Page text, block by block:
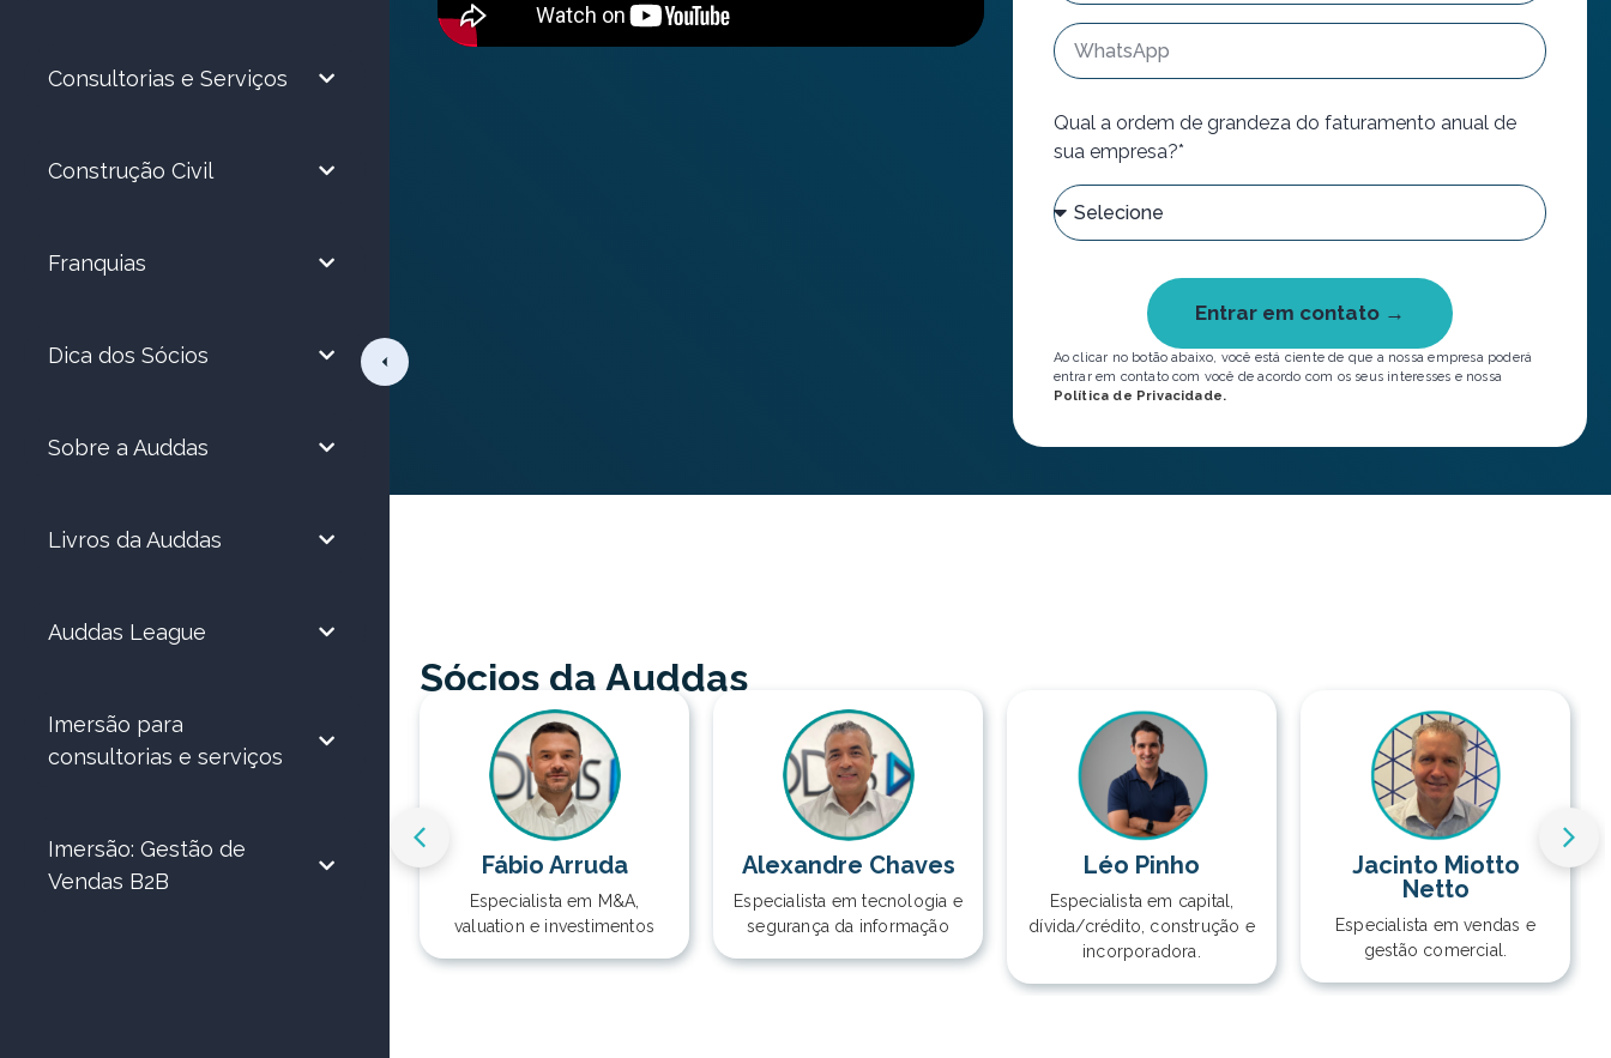
Qual a ordem de grandeza do faturamento anual de
sua empresa?*
Entrar em contato →
Ao clicar no botão abaixo, você está ciente de que a nossa empresa poderá
entrar em contato com você de acordo com os seus interesses e nossa
Política de Privacidade.
Sócios da Auddas
Julian Tonioli
governança, valuation, M&A,
investimento e captação de
Fábio Arruda
Especialista em M&A,
valuation e investimentos
Alexandre Chaves
Especialista em tecnologia e
segurança da informação
Léo Pinho
Especialista em capital,
dívida/crédito, construção e
incorporadora.
Jacinto Miotto
Netto
Especialista em vendas e
gestão comercial.
Consultorias e Serviços
Construção Civil
Franquias
Dica dos Sócios
Sobre a Auddas
Livros da Auddas
Auddas League
Imersão para
consultorias e serviços
Imersão: Gestão de
Vendas B2B